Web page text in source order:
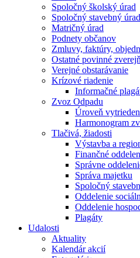
Spoločný školský úrad
Spoločný stavebný úrad
Matričný úrad
Podnety občanov
Zmluvy, faktúry,
Ostatné povinné
Verejné obstarávanie
Krízové riadenie
Informačné
Zvoz Odpadu
Úroveň
Harmonogram
Tlačivá, žiadosti
Výstavba a
Finančné
Správne
Správa majetku
Spoločný
Oddelenie
Oddelenie
Plagáty
Udalosti
Aktuality
Kalendár akcií